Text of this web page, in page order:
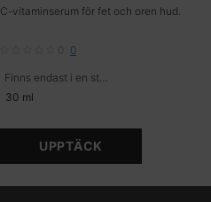
C-vitaminserum för fet och oren hud.
0
Finns endast i en storlek
30 ml
UPPTÄCK